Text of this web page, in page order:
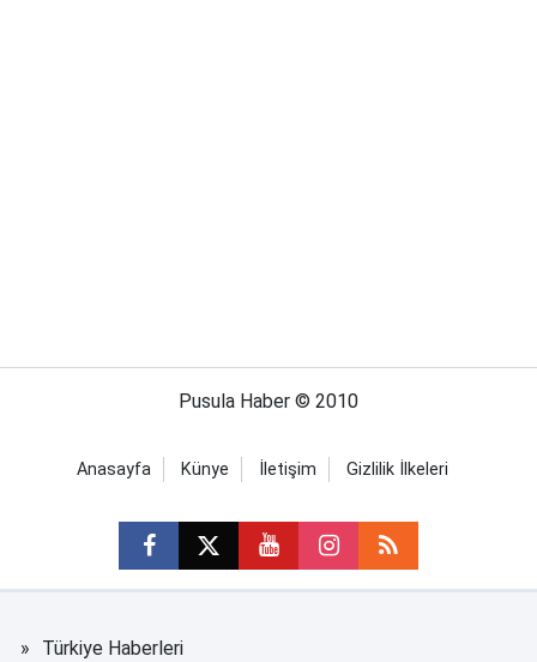
Pusula Haber © 2010
Anasayfa Künye İletişim Gizlilik İlkeleri
Türkiye Haberleri